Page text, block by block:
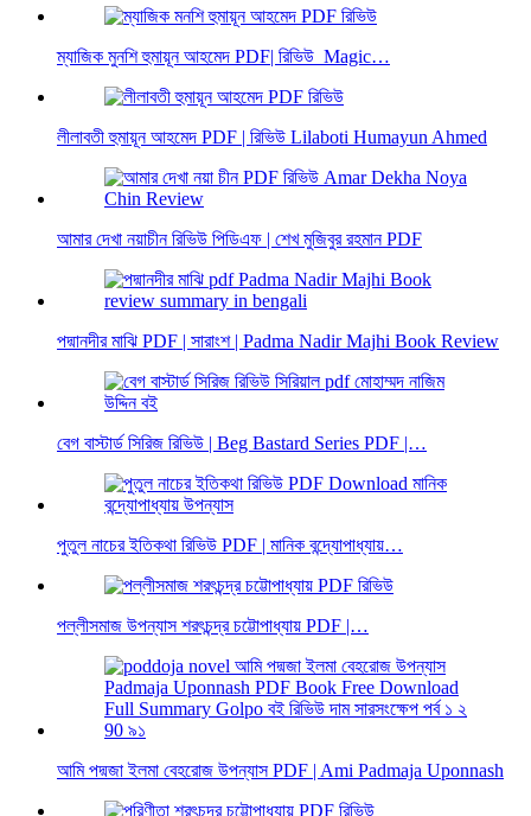
ম্যাজিক মুনশি হুমায়ূন আহমেদ PDF| রিভিউ Magic…
লীলাবতী হুমায়ূন আহমেদ PDF | রিভিউ Lilaboti Humayun Ahmed
আমার দেখা নয়াচীন রিভিউ পিডিএফ | শেখ মুজিবুর রহমান PDF
পদ্মানদীর মাঝি PDF | সারাংশ | Padma Nadir Majhi Book Review
বেগ বাস্টার্ড সিরিজ রিভিউ | Beg Bastard Series PDF |…
পুতুল নাচের ইতিকথা রিভিউ PDF | মানিক বন্দ্যোপাধ্যায়…
পল্লীসমাজ উপন্যাস শরৎচন্দ্র চট্টোপাধ্যায় PDF |…
আমি পদ্মজা ইলমা বেহরোজ উপন্যাস PDF | Ami Padmaja Uponnash